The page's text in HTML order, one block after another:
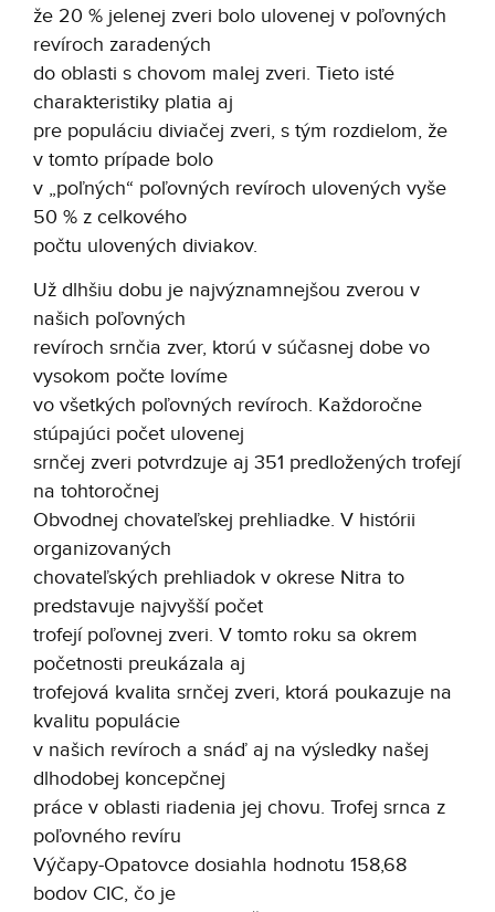
že 20 % jelenej zveri bolo ulovenej v poľovných
revíroch zaradených
do oblasti s chovom malej zveri. Tieto isté
charakteristiky platia aj
pre populáciu diviačej zveri, s tým rozdielom, že
v tomto prípade bolo
v „poľných“ poľovných revíroch ulovených vyše
50 % z celkového
počtu ulovených diviakov.
Už dlhšiu dobu je najvýznamnejšou zverou v
našich poľovných
revíroch srnčia zver, ktorú v súčasnej dobe vo
vysokom počte lovíme
vo všetkých poľovných revíroch. Každoročne
stúpajúci počet ulovenej
srnčej zveri potvrdzuje aj 351 predložených trofejí
na tohtoročnej
Obvodnej chovateľskej prehliadke. V histórii
organizovaných
chovateľských prehliadok v okrese Nitra to
predstavuje najvyšší počet
trofejí poľovnej zveri. V tomto roku sa okrem
početnosti preukázala aj
trofejová kvalita srnčej zveri, ktorá poukazuje na
kvalitu populácie
v našich revíroch a snáď aj na výsledky našej
dlhodobej koncepčnej
práce v oblasti riadenia jej chovu. Trofej srnca z
poľovného revíru
Výčapy-Opatovce dosiahla hodnotu 158,68
bodov CIC, čo je